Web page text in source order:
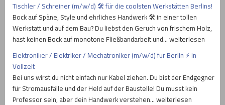
Tischler / Schreiner (m/w/d) 🛠️ für die coolsten Werkstätten Berlins!
Bock auf Späne, Style und ehrliches Handwerk 🛠️ in einer tollen
Werkstatt und auf dem Bau? Du liebst den Geruch von frischem Holz,
hast keinen Bock auf monotone Fließbandarbeit und… weiterlesen
Elektroniker / Elektriker / Mechatroniker (m/w/d) für Berlin ⚡ in
Vollzeit
Bei uns wirst du nicht einfach nur Kabel ziehen. Du bist der Endgegner
für Stromausfälle und der Held auf der Baustelle! Du musst kein
Professor sein, aber dein Handwerk verstehen… weiterlesen